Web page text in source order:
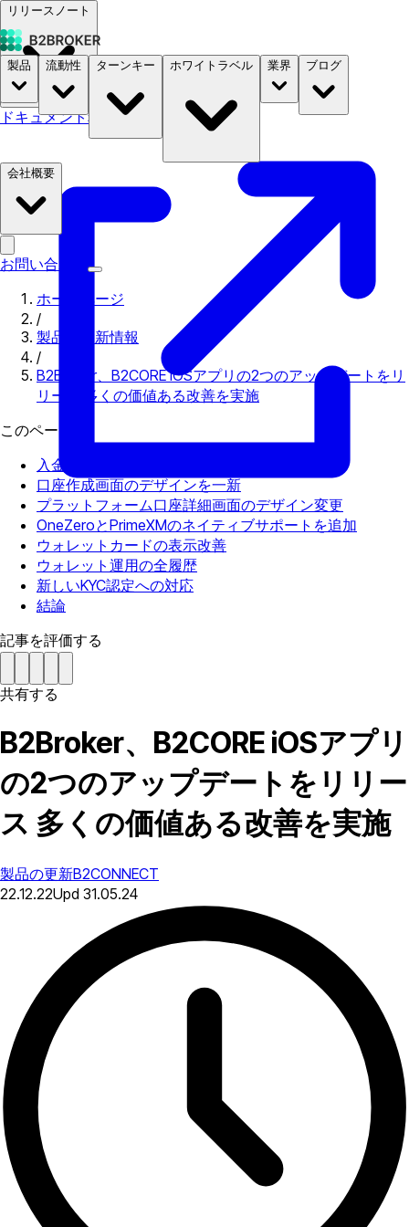
リリースノート
ドキュメント料金 B2STORE
製品 流動性 ターンキー ホワイトラベル 業界 ブログ
会社概要
お問い合わせ
ホームページ
/
製品の更新情報
/
B2Broker、B2CORE iOSアプリの2つのアップデートをリ
リース 多くの価値ある改善を実施
このページで
入金・出金画面のデザインを一新。
口座作成画面のデザインを一新
プラットフォーム口座詳細画面のデザイン変更
OneZeroとPrimeXMのネイティブサポートを追加
ウォレットカードの表示改善
ウォレット運用の全履歴
新しいKYC認定への対応
結論
記事を評価する
共有する
B2Broker、B2CORE iOSアプリ
の2つのアップデートをリリー
ス 多くの価値ある改善を実施
製品の更新B2CONNECT
22.12.22Upd 31.05.24